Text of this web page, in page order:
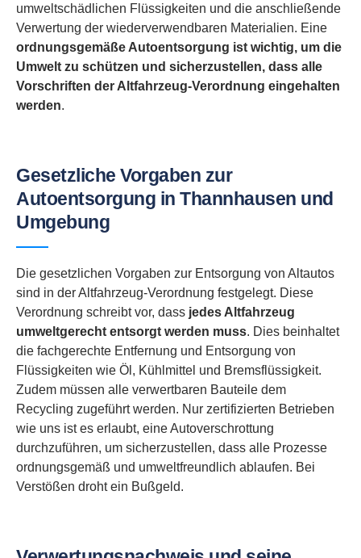
umweltschädlichen Flüssigkeiten und die anschließende
Verwertung der wiederverwendbaren Materialien. Eine
ordnungsgemäße Autoentsorgung ist wichtig, um die
Umwelt zu schützen und sicherzustellen, dass alle
Vorschriften der Altfahrzeug-Verordnung eingehalten
werden.
Gesetzliche Vorgaben zur
Autoentsorgung in Thannhausen und
Umgebung
Die gesetzlichen Vorgaben zur Entsorgung von Altautos
sind in der Altfahrzeug-Verordnung festgelegt. Diese
Verordnung schreibt vor, dass jedes Altfahrzeug
umweltgerecht entsorgt werden muss. Dies beinhaltet
die fachgerechte Entfernung und Entsorgung von
Flüssigkeiten wie Öl, Kühlmittel und Bremsflüssigkeit.
Zudem müssen alle verwertbaren Bauteile dem
Recycling zugeführt werden. Nur zertifizierten Betrieben
wie uns ist es erlaubt, eine Autoverschrottung
durchzuführen, um sicherzustellen, dass alle Prozesse
ordnungsgemäß und umweltfreundlich ablaufen. Bei
Verstößen droht ein Bußgeld.